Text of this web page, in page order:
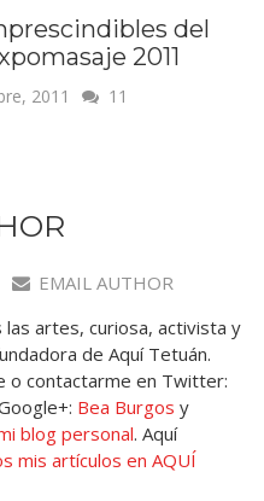
del
2011
2011 11
EMAIL AUTHOR
artes, curiosa, activista y
de Aquí Tetuán.
o contactarme en Twitter:
Bea Burgos y
blog personal. Aquí
mis artículos en AQUÍ